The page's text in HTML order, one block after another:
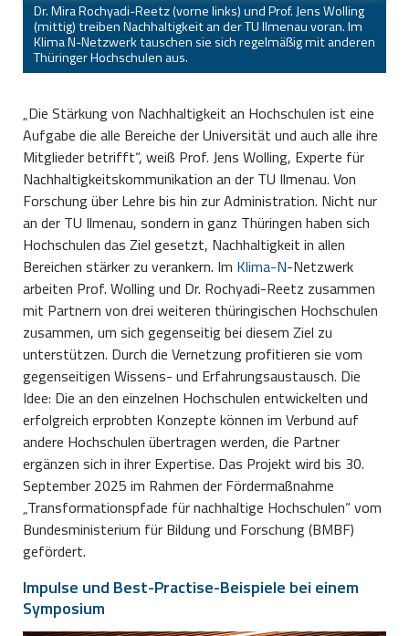
Dr. Mira Rochyadi-Reetz (vorne links) und Prof. Jens Wolling
(mittig) treiben Nachhaltigkeit an der TU Ilmenau voran. Im
Klima N-Netzwerk tauschen sie sich regelmäßig mit anderen
Thüringer Hochschulen aus.
„Die Stärkung von Nachhaltigkeit an Hochschulen ist eine
Aufgabe die alle Bereiche der Universität und auch alle ihre
Mitglieder betrifft“, weiß Prof. Jens Wolling, Experte für
Nachhaltigkeitskommunikation an der TU Ilmenau. Von
Forschung über Lehre bis hin zur Administration. Nicht nur
an der TU Ilmenau, sondern in ganz Thüringen haben sich
Hochschulen das Ziel gesetzt, Nachhaltigkeit in allen
Bereichen stärker zu verankern. Im Klima-N-Netzwerk
arbeiten Prof. Wolling und Dr. Rochyadi-Reetz zusammen
mit Partnern von drei weiteren thüringischen Hochschulen
zusammen, um sich gegenseitig bei diesem Ziel zu
unterstützen. Durch die Vernetzung profitieren sie vom
gegenseitigen Wissens- und Erfahrungsaustausch. Die
Idee: Die an den einzelnen Hochschulen entwickelten und
erfolgreich erprobten Konzepte können im Verbund auf
andere Hochschulen übertragen werden, die Partner
ergänzen sich in ihrer Expertise. Das Projekt wird bis 30.
September 2025 im Rahmen der Fördermaßnahme
„Transformationspfade für nachhaltige Hochschulen“ vom
Bundesministerium für Bildung und Forschung (BMBF)
gefördert.
Impulse und Best-Practise-Beispiele bei einem
Symposium